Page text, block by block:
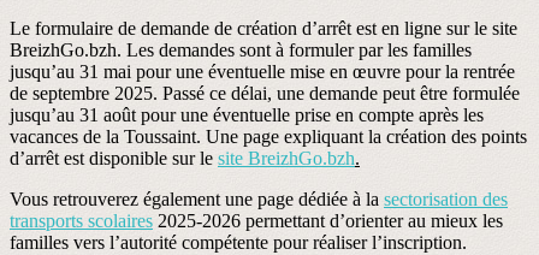
Le formulaire de demande de création d’arrêt est en ligne sur le site
BreizhGo.bzh. Les demandes sont à formuler par les familles
jusqu’au 31 mai pour une éventuelle mise en œuvre pour la rentrée
de septembre 2025. Passé ce délai, une demande peut être formulée
jusqu’au 31 août pour une éventuelle prise en compte après les
vacances de la Toussaint. Une page expliquant la création des points
d’arrêt est disponible sur le site BreizhGo.bzh.
Vous retrouverez également une page dédiée à la sectorisation des
transports scolaires 2025-2026 permettant d’orienter au mieux les
familles vers l’autorité compétente pour réaliser l’inscription.